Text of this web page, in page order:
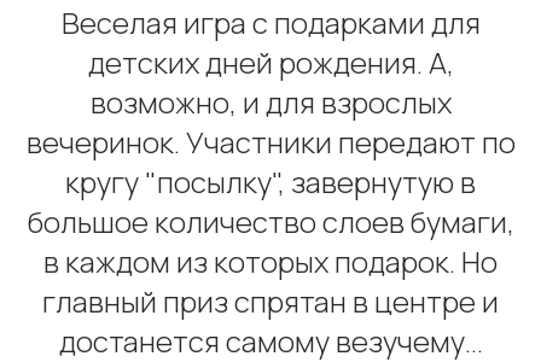
Веселая игра с подарками для
детских дней рождения. А,
возможно, и для взрослых
вечеринок. Участники передают по
кругу "посылку", завернутую в
большое количество слоев бумаги,
в каждом из которых подарок. Но
главный приз спрятан в центре и
достанется самому везучему...